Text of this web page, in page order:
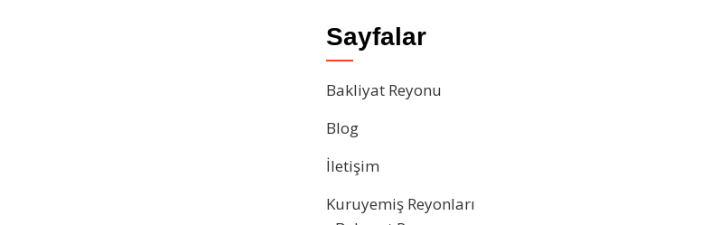
Sayfalar
Bakliyat Reyonu
Blog
İletişim
Kuruyemiş Reyonları